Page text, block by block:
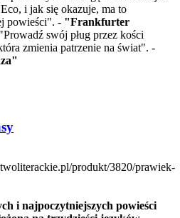
i jak się okazuje, ma to
powieści". - "Frankfurter
"Prowadź swój pług przez kości
zmienia patrzenie na świat". -
produkt/3820/prawiek-
i najpoczytniejszych powieści